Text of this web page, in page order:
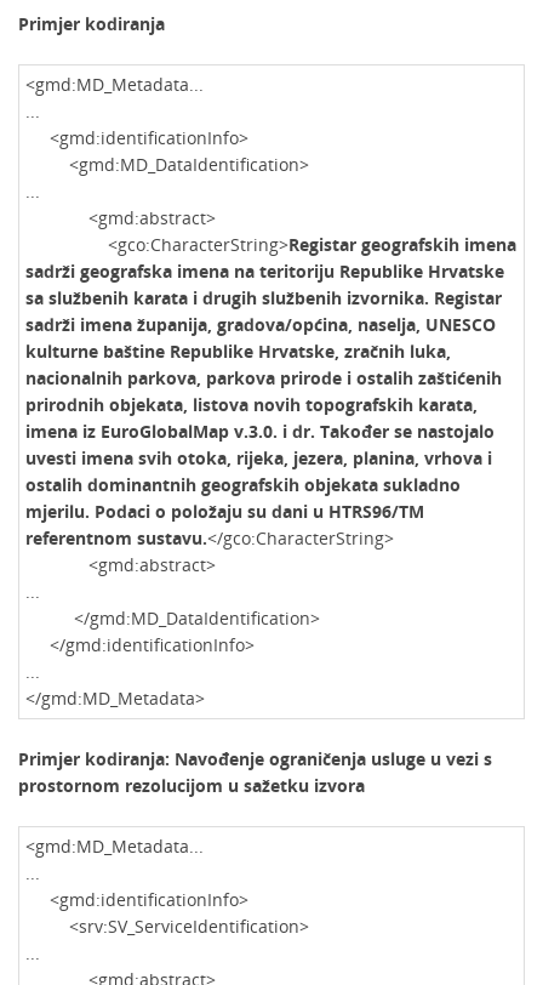
Primjer kodiranja
<gmd:MD_Metadata...
...
<gmd:identificationInfo>
<gmd:MD_DataIdentification>
...
<gmd:abstract>
<gco:CharacterString>Registar geografskih imena
sadrži geografska imena na teritoriju Republike Hrvatske
sa službenih karata i drugih službenih izvornika. Registar
sadrži imena županija, gradova/općina, naselja, UNESCO
kulturne baštine Republike Hrvatske, zračnih luka,
nacionalnih parkova, parkova prirode i ostalih zaštićenih
prirodnih objekata, listova novih topografskih karata,
imena iz EuroGlobalMap v.3.0. i dr. Također se nastojalo
uvesti imena svih otoka, rijeka, jezera, planina, vrhova i
ostalih dominantnih geografskih objekata sukladno
mjerilu. Podaci o položaju su dani u HTRS96/TM
referentnom sustavu.</gco:CharacterString>
<gmd:abstract>
...
</gmd:MD_DataIdentification>
</gmd:identificationInfo>
...
</gmd:MD_Metadata>
Primjer kodiranja: Navođenje ograničenja usluge u vezi s
prostornom rezolucijom u sažetku izvora
<gmd:MD_Metadata...
...
<gmd:identificationInfo>
<srv:SV_ServiceIdentification>
...
<gmd:abstract>